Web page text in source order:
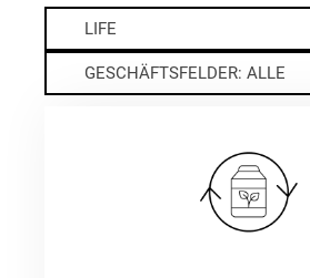
LIFE
GESCHÄFTSFELDER: ALLE